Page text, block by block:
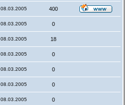
08.03.2005 400
08.03.2005 0
08.03.2005 18
08.03.2005 0
08.03.2005 0
08.03.2005 0
08.03.2005 0